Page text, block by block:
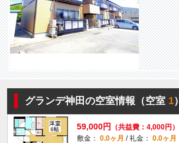
グランデ神田の空室情報（空室1）
59,000円
（共益費：4,000円）
敷金： 0.0ヶ月 / 礼金： 0.0ヶ月